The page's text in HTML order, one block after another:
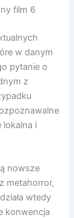
film 6
w danym
pytanie o
z
lokalna i
nowsze
metahorror,
wtedy
konwencja